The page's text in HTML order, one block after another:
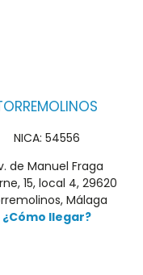
NICA: 54556
de Manuel Fraga
15, local 4, 29620
Málaga
¿Cómo llegar?